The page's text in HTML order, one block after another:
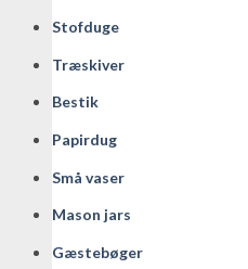
Stofduge
Træskiver
Bestik
Papirdug
Små vaser
Mason jars
Gæstebøger